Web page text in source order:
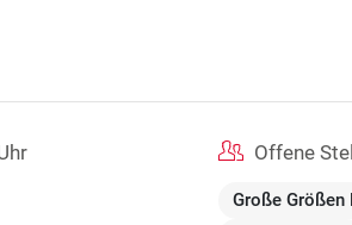
Offene
Große Größen